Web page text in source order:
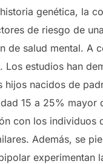
genética, la
de riesgo de
de salud mental. A
estudios han
nacidos de
15 a 25% mayor
con los individuos
Además, se
experimentan